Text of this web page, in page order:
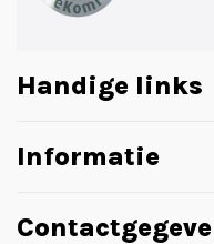
Handige links
Informatie